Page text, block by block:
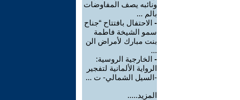
ونائبه يصف المفاوضات
بالم ...
- الاحتفال بافتتاح “جناح
سمو الشيخة فاطمة
بنت مبارك لأمراض الن
...
- الخارجية الروسية:
الرواية الألمانية لتفجير
-السيل الشمالي- ت ...
المزيد.....